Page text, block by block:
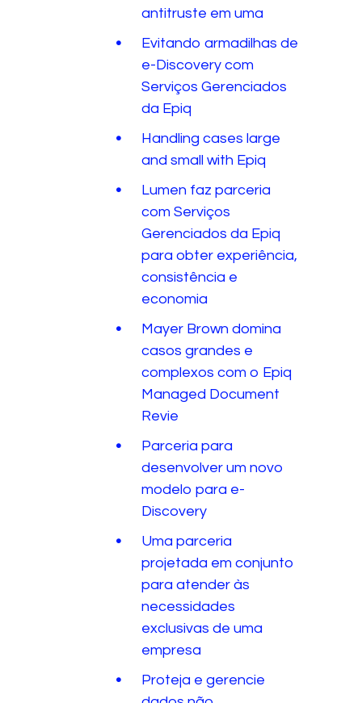
antitruste em uma
Evitando armadilhas de
e-Discovery com
Serviços Gerenciados
da Epiq
Handling cases large
and small with Epiq
Lumen faz parceria
com Serviços
Gerenciados da Epiq
para obter experiência,
consistência e
economia
Mayer Brown domina
casos grandes e
complexos com o Epiq
Managed Document
Revie
Parceria para
desenvolver um novo
modelo para e-
Discovery
Uma parceria
projetada em conjunto
para atender às
necessidades
exclusivas de uma
empresa
Proteja e gerencie